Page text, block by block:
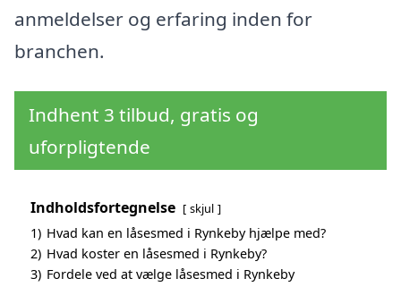
anmeldelser og erfaring inden for
branchen.
Indhent 3 tilbud, gratis og
uforpligtende
Indholdsfortegnelse skjul
1) Hvad kan en låsesmed i Rynkeby hjælpe med?
2) Hvad koster en låsesmed i Rynkeby?
3) Fordele ved at vælge låsesmed i Rynkeby